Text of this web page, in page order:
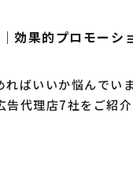
効果的プロモーシ
ればいいか悩んでい
告代理店7社をご紹